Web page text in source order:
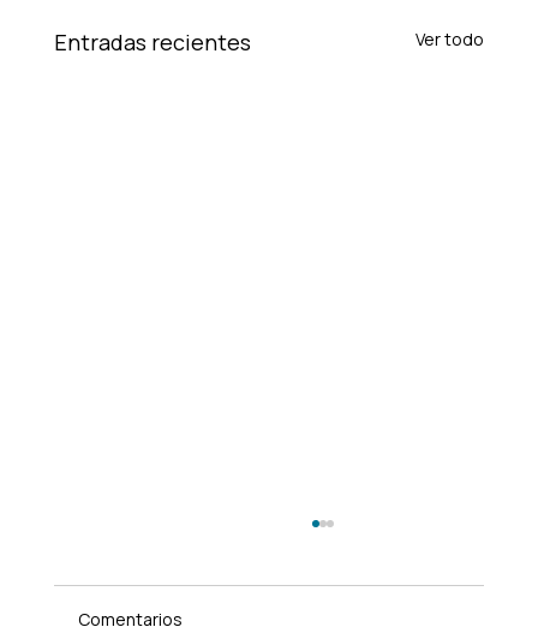
Entradas recientes Ver todo
Comentarios